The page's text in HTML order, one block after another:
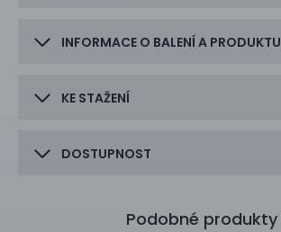
INFORMACE O BALENÍ A PRODUKTU
KE STAŽENÍ
DOSTUPNOST
Podobné produkty